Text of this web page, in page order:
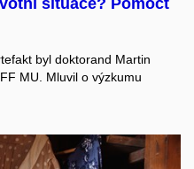
byl doktorand Martin
MU. Mluvil o výzkumu